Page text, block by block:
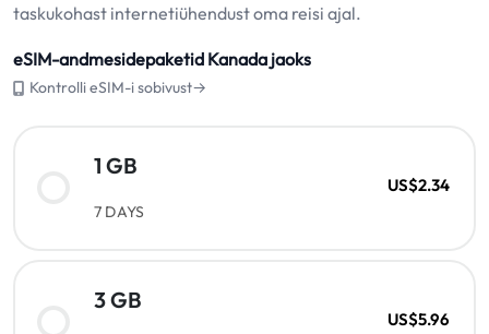
taskukohast internetiühendust oma reisi ajal.
eSIM-andmesidepaketid Kanada jaoks
Kontrolli eSIM-i sobivust→
1 GB
7 DAYS
US$2.34
3 GB
US$5.96